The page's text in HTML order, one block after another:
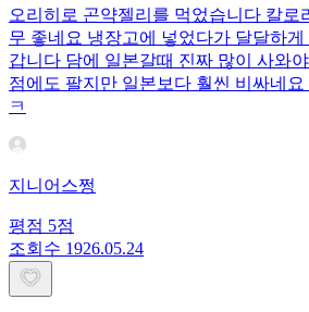
오리히로 곤약젤리를 먹었습니다 칼로
무 좋네요 냉장고에 넣었다가 달달하
갑니다 담에 일본갈때 진짜 많이 사와
점에도 팔지만 일본보다 훨씬 비싸네
ㅋ
지니어스쩡
평점 5점
조회수 1926.05.24